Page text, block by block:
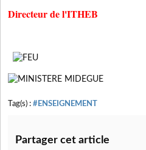
Directeur de l'ITHEB
Tag(s) : #ENSEIGNEMENT
Partager cet article